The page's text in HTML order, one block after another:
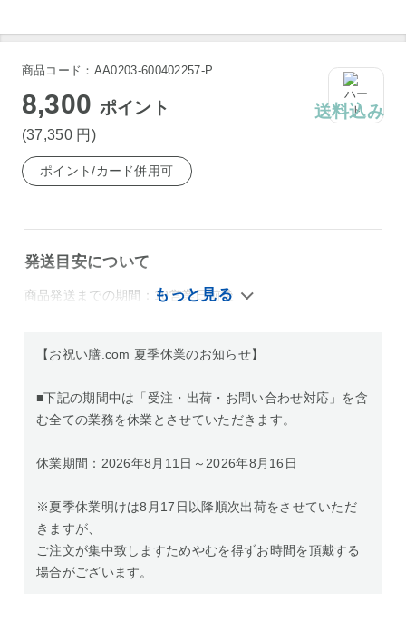
商品コード：AA0203-600402257-P
8,300 ポイント
(37,350 円 )
送料込み
ポイント/カード併用可
発送目安について
商品発送までの期間：10営業日前後
【お祝い膳.com 夏季休業のお知らせ】
■下記の期間中は「受注・出荷・お問い合わせ対応」を含
む全ての業務を休業とさせていただきます。
休業期間：2026年8月11日～2026年8月16日
※夏季休業明けは8月17日以降順次出荷をさせていただ
きますが、
ご注文が集中致しますためやむを得ずお時間を頂戴する
場合がございます。